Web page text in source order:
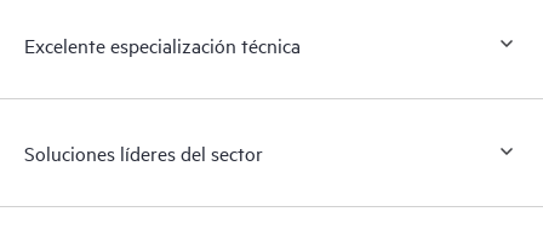
Excelente especialización técnica
Soluciones líderes del sector